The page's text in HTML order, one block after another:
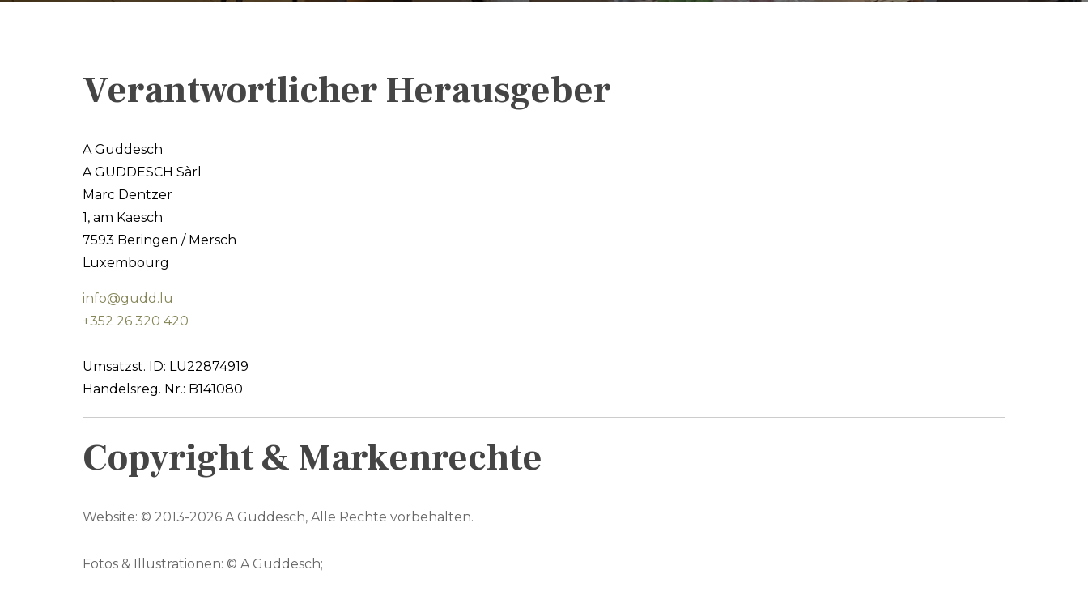
Verantwortlicher Herausgeber
A Guddesch
A GUDDESCH Sàrl
Marc Dentzer
1, am Kaesch
7593 Beringen / Mersch
Luxembourg
info@gudd.lu
+352 26 320 420
Umsatzst. ID: LU22874919
Handelsreg. Nr.: B141080
Copyright & Markenrechte
Website: © 2013-2026 A Guddesch, Alle Rechte vorbehalten.
Fotos & Illustrationen: © A Guddesch;